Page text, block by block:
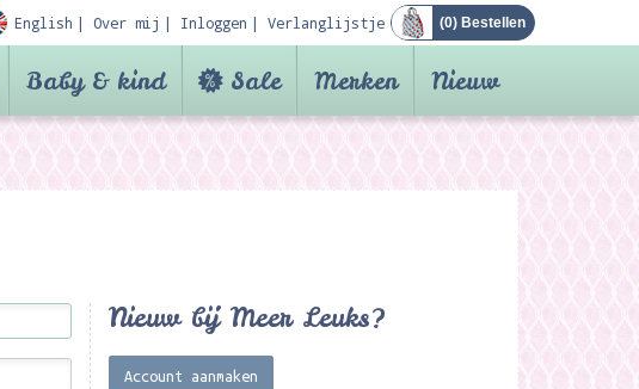
English Over mij Inloggen Verlanglijstje (0) Bestellen
Baby & kind Sale Merken Nieuw
Nieuw bij Meer Leuks?
Account aanmaken